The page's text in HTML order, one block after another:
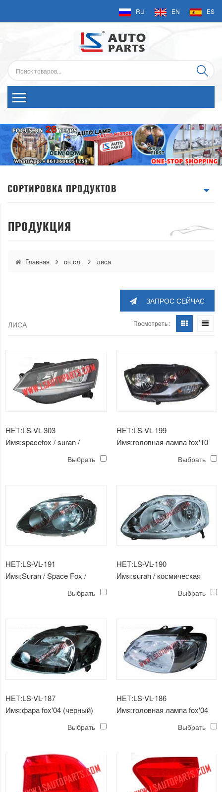
RU EN ES
СОРТИРОВКА ПРОДУКТОВ
ПРОДУКЦИЯ
Главная оч.сл. лиса
ЗАПРОС СЕЙЧАС
ЛИСА Посмотреть :
НЕТ:LS-VL-303
Имя:spacefox / suran /
Выбрать
НЕТ:LS-VL-199
Имя:головная лампа fox'10
Выбрать
НЕТ:LS-VL-191
Имя:Suran / Space Fox /
Выбрать
НЕТ:LS-VL-190
Имя:suran / космическая
лиса / перекрестная лиса '08
Выбрать
НЕТ:LS-VL-187
Имя:фара fox'04 (черный)
Выбрать
НЕТ:LS-VL-186
Имя:головная лампа fox'04
Выбрать